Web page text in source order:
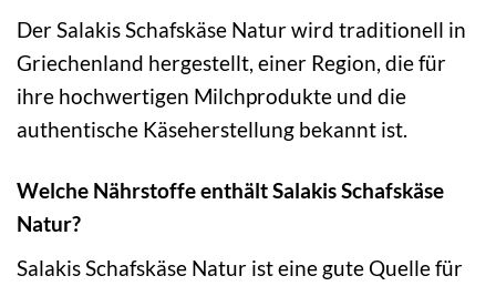
Der Salakis Schafskäse Natur wird traditionell in
Griechenland hergestellt, einer Region, die für
ihre hochwertigen Milchprodukte und die
authentische Käseherstellung bekannt ist.
Welche Nährstoffe enthält Salakis Schafskäse
Natur?
Salakis Schafskäse Natur ist eine gute Quelle für